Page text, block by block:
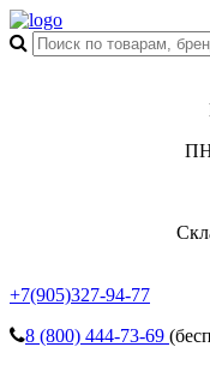
+7(905)327-94-77
8 (800) 444-73-69